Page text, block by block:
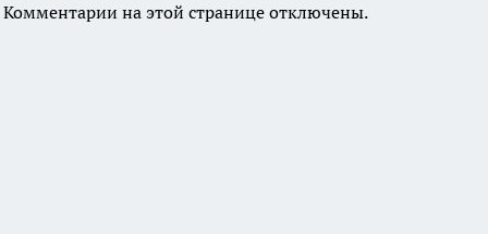
Комментарии на этой странице отключены.